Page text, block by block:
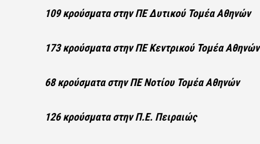
109 κρούσματα στην ΠΕ Δυτικού Τομέα Αθηνών
173 κρούσματα στην ΠΕ Κεντρικού Τομέα Αθηνών
68 κρούσματα στην ΠΕ Νοτίου Τομέα Αθηνών
126 κρούσματα στην Π.Ε. Πειραιώς